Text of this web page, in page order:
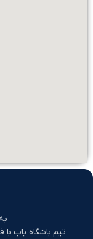
تیم باشگاه یاب